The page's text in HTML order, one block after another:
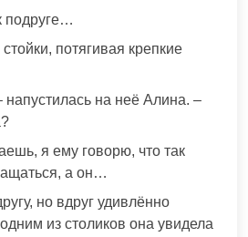
подруге…
потягивая крепкие
на неё Алина. –
я ему говорю, что так
а он…
но вдруг удивлённо
из столиков она увидела